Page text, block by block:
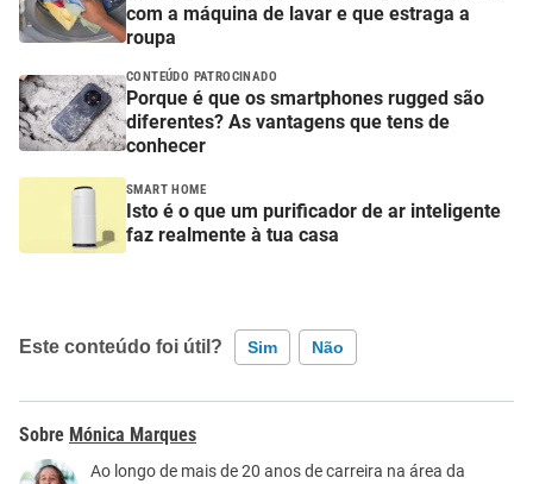
com a máquina de lavar e que estraga a
roupa
CONTEÚDO PATROCINADO
Porque é que os smartphones rugged são
diferentes? As vantagens que tens de
conhecer
SMART HOME
Isto é o que um purificador de ar inteligente
faz realmente à tua casa
Este conteúdo foi útil? Sim Não
Este conteúdo contém informação incorreta
Este conteúdo não tem a informação que procuro
Mónica Marques
Ao longo de mais de 20 anos de carreira na área da